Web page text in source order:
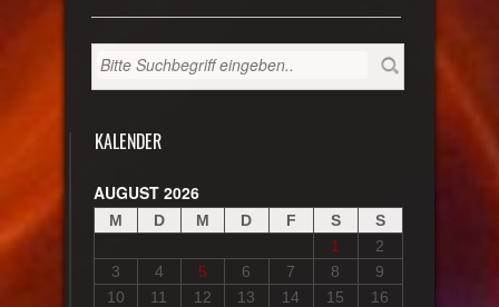
KALENDER
AUGUST 2026
M D M D F S
S
1
2
3
4 5 6 7 8
9
10
11 12 13 14 15
16